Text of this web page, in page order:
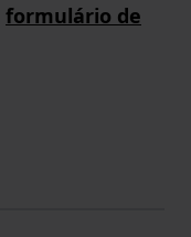
formulário de